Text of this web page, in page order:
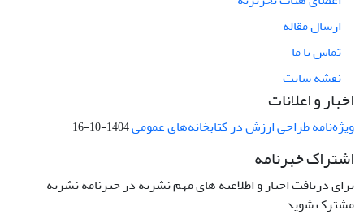
ارسال مقاله
تماس با ما
نقشه سایت
اخبار و اعلانات
ویژه‌نامه طراحی ارزش در کتابخانه‌های عمومی1404-10-16
اشتراک خبرنامه
برای دریافت اخبار و اطلاعیه های مهم نشریه در خبرنامه نشریه
مشترک شوید.